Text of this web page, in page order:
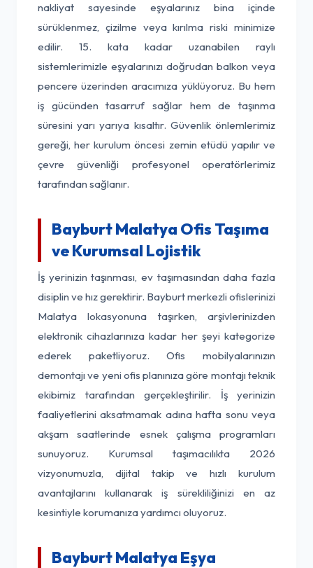
nakliyat sayesinde eşyalarınız bina içinde
sürüklenmez, çizilme veya kırılma riski minimize
edilir. 15. kata kadar uzanabilen raylı
sistemlerimizle eşyalarınızı doğrudan balkon veya
pencere üzerinden aracımıza yüklüyoruz. Bu hem
iş gücünden tasarruf sağlar hem de taşınma
süresini yarı yarıya kısaltır. Güvenlik önlemlerimiz
gereği, her kurulum öncesi zemin etüdü yapılır ve
çevre güvenliği profesyonel operatörlerimiz
tarafından sağlanır.
Bayburt Malatya Ofis Taşıma
ve Kurumsal Lojistik
İş yerinizin taşınması, ev taşımasından daha fazla
disiplin ve hız gerektirir. Bayburt merkezli ofislerinizi
Malatya lokasyonuna taşırken, arşivlerinizden
elektronik cihazlarınıza kadar her şeyi kategorize
ederek paketliyoruz. Ofis mobilyalarınızın
demontajı ve yeni ofis planınıza göre montajı teknik
ekibimiz tarafından gerçekleştirilir. İş yerinizin
faaliyetlerini aksatmamak adına hafta sonu veya
akşam saatlerinde esnek çalışma programları
sunuyoruz. Kurumsal taşımacılıkta 2026
vizyonumuzla, dijital takip ve hızlı kurulum
avantajlarını kullanarak iş sürekliliğinizi en az
kesintiyle korumanıza yardımcı oluyoruz.
Bayburt Malatya Eşya